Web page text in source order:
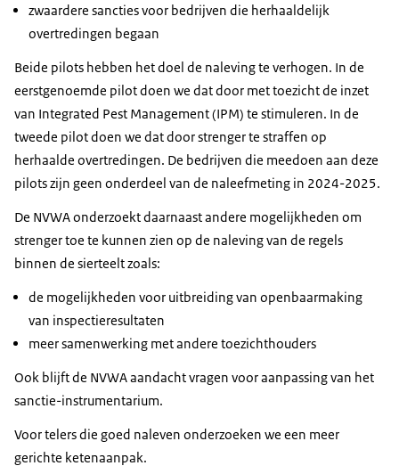
zwaardere sancties voor bedrijven die herhaaldelijk
overtredingen begaan
Beide pilots hebben het doel de naleving te verhogen. In de
eerstgenoemde pilot doen we dat door met toezicht de inzet
van Integrated Pest Management (IPM) te stimuleren. In de
tweede pilot doen we dat door strenger te straffen op
herhaalde overtredingen. De bedrijven die meedoen aan deze
pilots zijn geen onderdeel van de naleefmeting in 2024-2025.
De NVWA onderzoekt daarnaast andere mogelijkheden om
strenger toe te kunnen zien op de naleving van de regels
binnen de sierteelt zoals:
de mogelijkheden voor uitbreiding van openbaarmaking
van inspectieresultaten
meer samenwerking met andere toezichthouders
Ook blijft de NVWA aandacht vragen voor aanpassing van het
sanctie-instrumentarium.
Voor telers die goed naleven onderzoeken we een meer
gerichte ketenaanpak.